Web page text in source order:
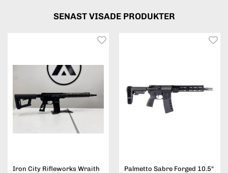
SENAST VISADE PRODUKTER
Iron City Rifleworks Wraith
Palmetto Sabre Forged 10.5"